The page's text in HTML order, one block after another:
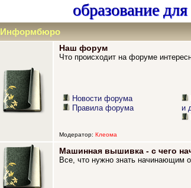
образование
Информбюро
Наш форум
Что происходит на форуме
Новости форума
Правила форума
и
Модератор: Клеома
Машинная вышивка - с чего
Все, что нужно знать начинающим